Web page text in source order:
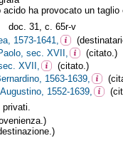
acido ha provocato un
doc. 31, c. 65r-v
1573-1641,
sec. XVII,
(citato.)
XVII,
(citato.)
1563-1639,
1552-1639,
privati.